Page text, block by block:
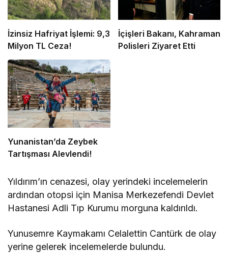
İzinsiz Hafriyat İşlemi: 9,3
Milyon TL Ceza!
İçişleri Bakanı, Kahraman
Polisleri Ziyaret Etti
Yunanistan’da Zeybek
Tartışması Alevlendi!
Yıldırım’ın cenazesi, olay yerindeki incelemelerin
ardından otopsi için Manisa Merkezefendi Devlet
Hastanesi Adli Tıp Kurumu morguna kaldırıldı.
Yunusemre Kaymakamı Celalettin Cantürk de olay
yerine gelerek incelemelerde bulundu.